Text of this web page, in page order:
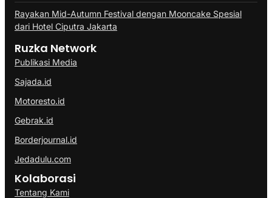
Rayakan Mid-Autumn Festival dengan Mooncake Spesial
dari Hotel Ciputra Jakarta
Ruzka Network
Publikasi Media
Sajada.id
Motoresto.id
Gebrak.id
Borderjournal.id
Jedadulu.com
Kolaborasi
Tentang Kami